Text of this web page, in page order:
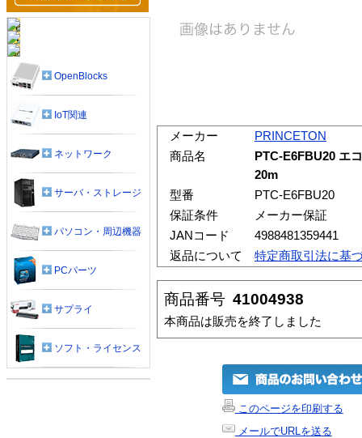
メーカー
PRINCETON
商品名
PTC-E6FBU20 エ
20m
型番
PTC-E6FBU20
保証条件
メーカー保証
JANコード
4988481359441
返品について
特定商取引法に基
商品番号 41004938
本商品は販売を終了しました
このページを印刷する
メールでURLを送る
OpenBlocks
IoT関連
ネットワーク
サーバ・ストレージ
パソコン・周辺機器
PCパーツ
サプライ
ソフト・ライセンス